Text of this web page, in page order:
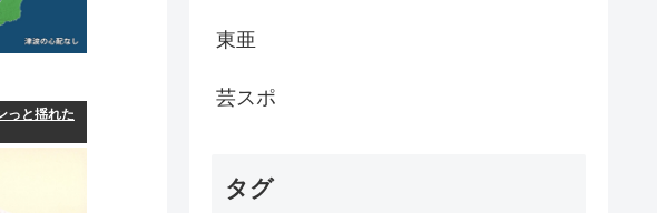
じvtuber、過酷な1日を公開
ーナー、激怒。2,000万円超の高級車を買ったのに、車内...
の住宅ローン変動金利、日銀を上回る引き上げ続出www
苗首相の熊本地震視察PV、芸人にバカにされる「北朝鮮の記録...
っと揺れた
東亜
芸スポ
タグ